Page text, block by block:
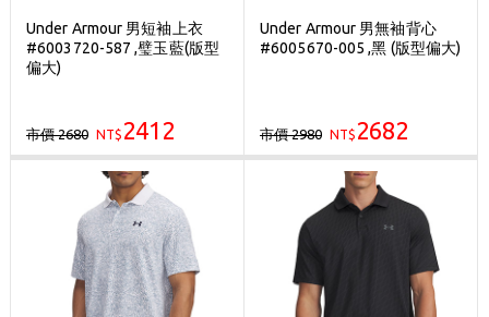
Under Armour 男短袖上衣
#6003720-587 ,璧玉藍(版型
偏大)
市價 2680 NT$ 2412
Under Armour 男無袖背心
#6005670-005 ,黑 (版型偏大)
市價 2980 NT$ 2682